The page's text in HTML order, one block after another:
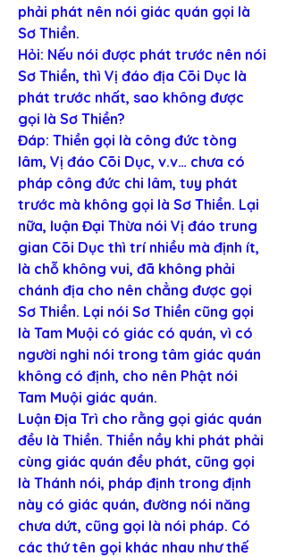
phải phát nên nói giác quán gọi là
Sơ Thiền.
Hỏi: Nếu nói được phát trước nên nói
Sơ Thiền, thì Vị đáo địa Cõi Dục là
phát trước nhất, sao không được
gọi là Sơ Thiền?
Đáp: Thiền gọi là công đức tòng
lâm, Vị đáo Cõi Dục, v.v… chưa có
pháp công đức chi lâm, tuy phát
trước mà không gọi là Sơ Thiền. Lại
nữa, luận Đại Thừa nói Vị đáo trung
gian Cõi Dục thì trí nhiều mà định ít,
là chỗ không vui, đã không phải
chánh địa cho nên chẳng được gọi
Sơ Thiền. Lại nói Sơ Thiền cũng gọi
là Tam Muội có giác có quán, vì có
người nghi nói trong tâm giác quán
không có định, cho nên Phật nói
Tam Muội giác quán.
Luận Địa Trì cho rằng gọi giác quán
đều là Thiền. Thiền nầy khi phát phải
cùng giác quán đều phát, cũng gọi
là Thánh nói, pháp định trong định
này có giác quán, đường nói năng
chưa dứt, cũng gọi là nói pháp. Có
các thứ tên gọi khác nhau như thế